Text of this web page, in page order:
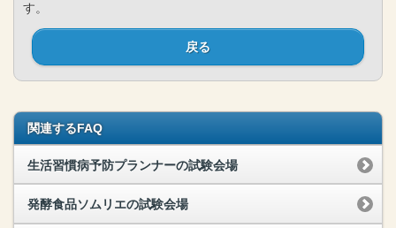
す。
戻る
関連するFAQ
生活習慣病予防プランナーの試験会場
発酵食品ソムリエの試験会場